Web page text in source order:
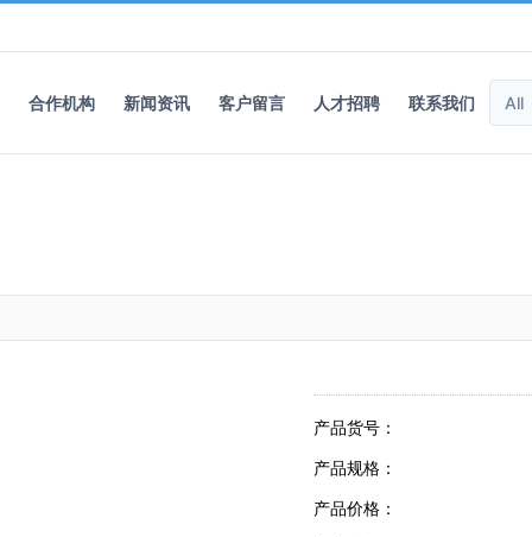
合作机构 新闻资讯 客户留言 人才招聘 联系我们
产品货号：
产品规格：
产品价格：